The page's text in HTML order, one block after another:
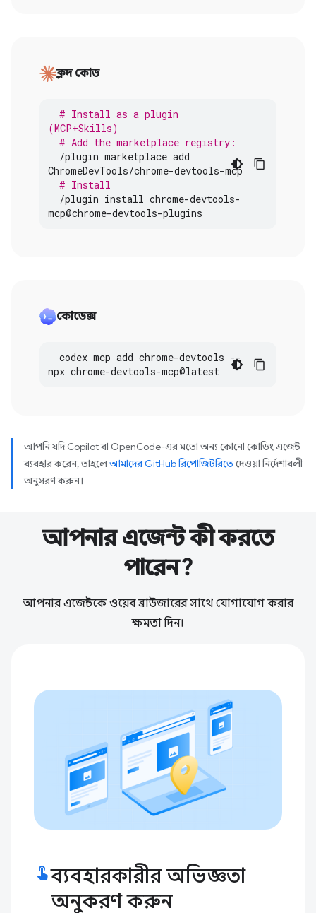
ক্লদ কোড
# Install as a plugin
(MCP+Skills)
# Add the marketplace registry:
/plugin marketplace add
ChromeDevTools/chrome-devtools-mcp
# Install
/plugin install chrome-devtools-
mcp@chrome-devtools-plugins
কোডেক্স
codex mcp add chrome-devtools --
npx chrome-devtools-mcp@latest
আপনি যদি Copilot বা OpenCode-এর মতো অন্য কোনো কোডিং এজেন্ট
ব্যবহার করেন, তাহলেআমাদের GitHub রিপোজিটরিতেদেওয়া নির্দেশাবলী
অনুসরণ করুন।
আপনার এজেন্ট কী করতে
পারেন?
আপনার এজেন্টকে ওয়েব ব্রাউজারের সাথে যোগাযোগ করার
ক্ষমতা দিন।
touch_appব্যবহারকারীর অভিজ্ঞতা
অনুকরণ করুন